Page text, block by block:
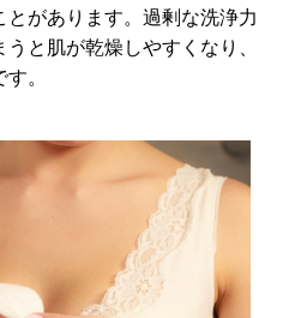
とがあります。過剰な洗浄力
と肌が乾燥しやすくなり、
。